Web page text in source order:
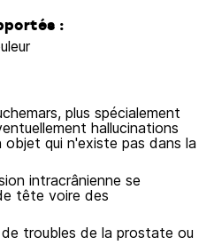
:
plus spécialement
hallucinations
objet qui n'existe pas dans la
intracrânienne se
tête voire des
troubles de la prostate ou